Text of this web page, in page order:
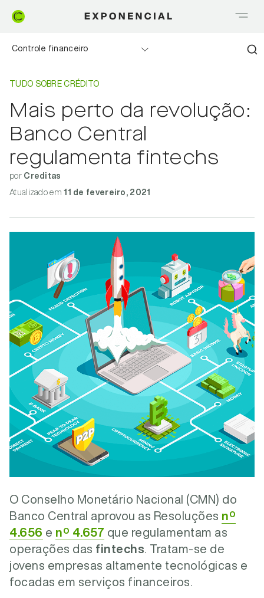
Controle financeiro
Realizando sonhos
Saia do Vermelho
Tudo sobre Crédito
Home Tudo sobre Crédito
TUDO SOBRE CRÉDITO
Mais perto da revolução:
Banco Central
regulamenta fintechs
por Creditas
Atualizado em11 de fevereiro, 2021
O Conselho Monetário Nacional (CMN) do
Banco Central aprovou as Resoluções nº
4.656 e nº 4.657 que regulamentam as
operações das fintechs . Tratam-se de
jovens empresas altamente tecnológicas e
focadas em serviços financeiros.